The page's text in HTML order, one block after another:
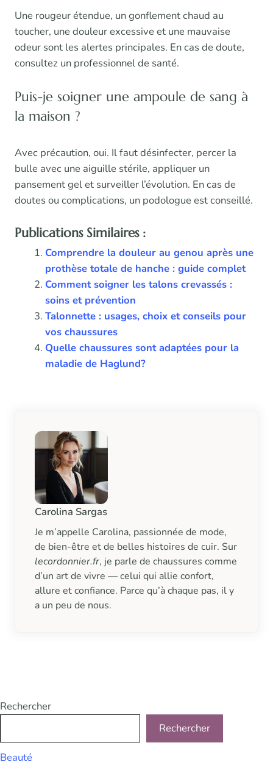
Une rougeur étendue, un gonflement chaud au
toucher, une douleur excessive et une mauvaise
odeur sont les alertes principales. En cas de doute,
consultez un professionnel de santé.
Puis-je soigner une ampoule de sang à
la maison ?
Avec précaution, oui. Il faut désinfecter, percer la
bulle avec une aiguille stérile, appliquer un
pansement gel et surveiller l’évolution. En cas de
doutes ou complications, un podologue est conseillé.
Publications Similaires :
Comprendre la douleur au genou après une
prothèse totale de hanche : guide complet
Comment soigner les talons crevassés :
soins et prévention
Talonnette : usages, choix et conseils pour
vos chaussures
Quelle chaussures sont adaptées pour la
maladie de Haglund?
Carolina Sargas
Je m’appelle Carolina, passionnée de mode,
de bien-être et de belles histoires de cuir. Sur
lecordonnier.fr, je parle de chaussures comme
d’un art de vivre — celui qui allie confort,
allure et confiance. Parce qu’à chaque pas, il y
a un peu de nous.
Rechercher
Rechercher
Beauté